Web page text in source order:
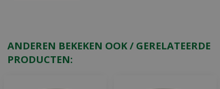
ANDEREN BEKEKEN OOK / GERELATEERDE
PRODUCTEN: